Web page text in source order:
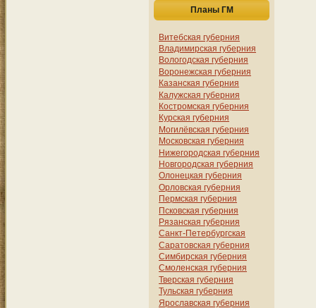
Планы ГМ
Витебская губерния
Владимирская губерния
Вологодская губерния
Воронежская губерния
Казанская губерния
Калужская губерния
Костромская губерния
Курская губерния
Могилёвская губерния
Московская губерния
Нижегородская губерния
Новгородская губерния
Олонецкая губерния
Орловская губерния
Пермская губерния
Псковская губерния
Рязанская губерния
Санкт-Петербургская
Саратовская губерния
Симбирская губерния
Смоленская губерния
Тверская губерния
Тульская губерния
Ярославская губерния